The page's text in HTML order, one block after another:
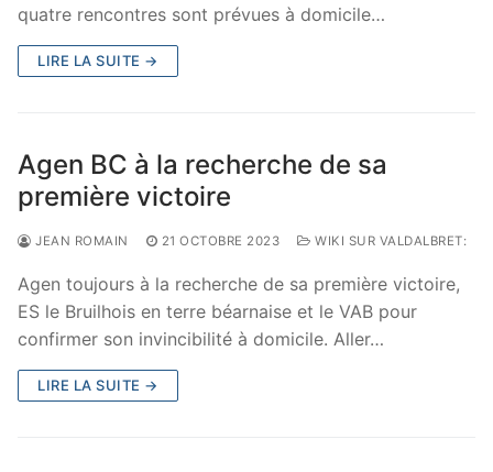
quatre rencontres sont prévues à domicile…
LIRE LA SUITE →
Agen BC à la recherche de sa
première victoire
JEAN ROMAIN 21 OCTOBRE 2023 WIKI SUR VALDALBRET:
Agen toujours à la recherche de sa première victoire,
ES le Bruilhois en terre béarnaise et le VAB pour
confirmer son invincibilité à domicile. Aller…
LIRE LA SUITE →